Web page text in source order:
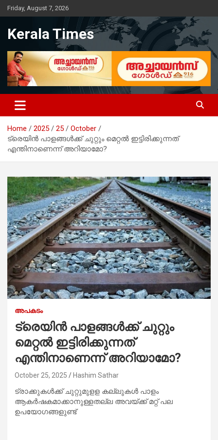
Skip
to
Friday, August 7, 2026
Kerala Times
Home 2025 25
October
ട്രെയിന്‍ പാളങ്ങള്‍ക്ക് ചുറ്റും മെറ്റല്‍ ഇട്ടിരിക്കുന്നത്
എന്തിനാണെന്ന് അറിയാമോ?
അപകടം
ട്രെയിന്‍ പാളങ്ങള്‍ക്ക് ചുറ്റും
മെറ്റല്‍ ഇട്ടിരിക്കുന്നത്
എന്തിനാണെന്ന് അറിയാമോ?
October 25, 2025 Hashim Sathar
ട്രാക്കുകള്‍ക്ക് ചുറ്റുമുളള കല്ലുകള്‍ പാളം
ആകര്‍ഷകമാക്കാനുള്ളതല്ല അവയ്ക്ക് മറ്റ് പല
ഉപയോഗങ്ങളുണ്ട്